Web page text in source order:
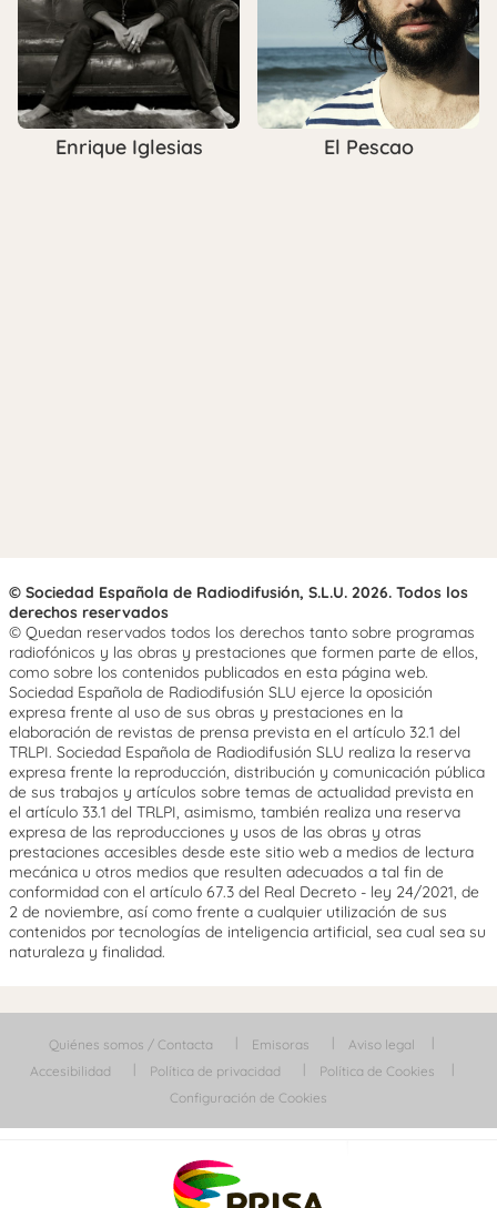
Enrique Iglesias El Pescao
© Sociedad Española de Radiodifusión, S.L.U. 2026. Todos los
derechos reservados
© Quedan reservados todos los derechos tanto sobre programas
radiofónicos y las obras y prestaciones que formen parte de ellos,
como sobre los contenidos publicados en esta página web.
Sociedad Española de Radiodifusión SLU ejerce la oposición
expresa frente al uso de sus obras y prestaciones en la
elaboración de revistas de prensa prevista en el artículo 32.1 del
TRLPI. Sociedad Española de Radiodifusión SLU realiza la reserva
expresa frente la reproducción, distribución y comunicación pública
de sus trabajos y artículos sobre temas de actualidad prevista en
el artículo 33.1 del TRLPI, asimismo, también realiza una reserva
expresa de las reproducciones y usos de las obras y otras
prestaciones accesibles desde este sitio web a medios de lectura
mecánica u otros medios que resulten adecuados a tal fin de
conformidad con el artículo 67.3 del Real Decreto - ley 24/2021, de
2 de noviembre, así como frente a cualquier utilización de sus
contenidos por tecnologías de inteligencia artificial, sea cual sea su
naturaleza y finalidad.
Quiénes somos / Contacta Emisoras
Aviso legal
Accesibilidad
Política de privacidad
Política de Cookies
Configuración de Cookies